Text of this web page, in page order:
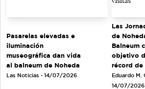
Pasarelas elevadas e
iluminación
museográfica dan vida
al balneum de Noheda
Las Noticias - 14/07/2026
Las
de
Balneum
objetivo
récord de
Eduardo M.
14/07/2026